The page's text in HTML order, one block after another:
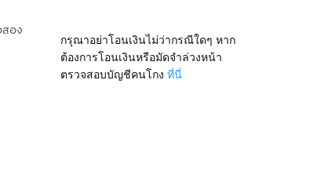
อง
กรุณาอย่าโอนเงินไม่ว่ากรณีใดๆ หาก
ต้องการโอนเงินหรือมัดจำล่วงหน้า
ตรวจสอบบัญชีคนโกง ที่นี่